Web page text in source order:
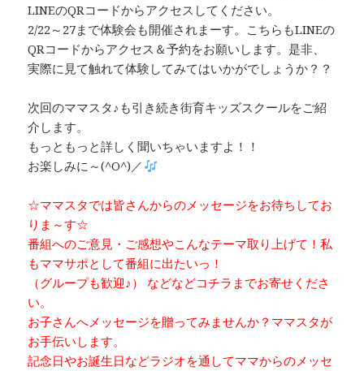
LINEのQRコードからアクセスしてください。
2/22～27まで体験会も開催されまーす。こちらもLINEの
QRコードからアクセス＆予約をお願いします。是非、
実際に見て触れて体験してみてはいかがでしょうか？？
次回のママスタ♪も引き続き街育キッズスクールをご紹
介します。
もっともっと詳しく聞いちゃいますよ！！
お楽しみに～(^O^)／
☆ママスタでは皆さんからのメッセージをお待ちしてお
りま～す☆
番組へのご意見・ご感想やこんなテーマ取り上げて！私
もママサポとして番組に出たいっ！
（グループも歓迎♪） などなどコチラまでお寄せくださ
い。
お子さんへメッセージを贈ってみませんか？ママスタが
お手伝いします。
記念日やお誕生日などラジオを通してママからのメッセ